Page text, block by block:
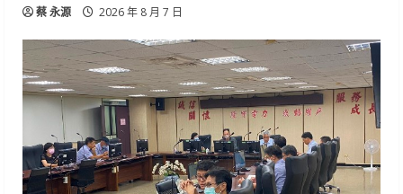
蔡 永源 2026 年 8 月 7 日